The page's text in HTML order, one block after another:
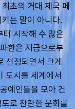
초의 거대 제국 페
는 말이 아니다.
시작해 수 많은
한은 지금으로부
선정되면서 크게
도시를 세계에서
예인들을 모아 건
로 찬란한 문화를